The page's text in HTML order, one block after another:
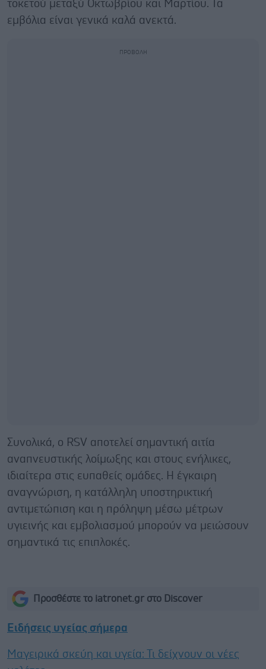
τοκετού μεταξύ Οκτωβρίου και Μαρτίου. Τα
εμβόλια είναι γενικά καλά ανεκτά.
Συνολικά, ο RSV αποτελεί σημαντική αιτία
αναπνευστικής λοίμωξης και στους ενήλικες,
ιδιαίτερα στις ευπαθείς ομάδες. Η έγκαιρη
αναγνώριση, η κατάλληλη υποστηρικτική
αντιμετώπιση και η πρόληψη μέσω μέτρων
υγιεινής και εμβολιασμού μπορούν να μειώσουν
σημαντικά τις επιπλοκές.
Προσθέστε το iatronet.gr στο Discover
Ειδήσεις υγείας σήμερα
Μαγειρικά σκεύη και υγεία: Τι δείχνουν οι νέες